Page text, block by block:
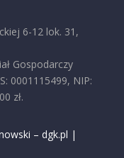
6-12 lok. 31,
Gospodarczy
0001115499, NIP:
zł.
– dgk.pl |